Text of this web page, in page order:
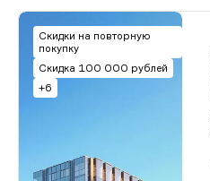
Скидки на повторную
покупку
Скидка 100 000 рублей
+6